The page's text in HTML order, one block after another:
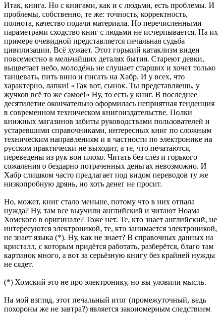
Итак, книга. Но с книгами, как и с людьми, есть проблемы. И
проблемы, собственно, те же: точность, корректность,
полнота, качество подачи материала. Но перечисленными
параметрами сходство книг с людьми не исчерпывается. На их
примере очевидной представляется печальная судьба
цивилизации. Всё хужает. Этот горький катаклизм виден
повсеместно в мельчайших деталях бытия. Стареют девки,
выцветает небо, молодёжь не слушает старших и хочет только
танцевать, пить вино и писать на Хабр. И у всех, что
характерно, лапки! «Так вот, сынок. Ты представляешь, у
жучков всё то же самое!» Ну, то есть у книг. В последнее
десятилетие окончательно оформилась неприятная тенденция
в современном техническом книгоиздательстве. Полки
книжных магазинов забиты руководствами пользователей и
устаревшими справочниками, интересных книг по сложным
техническим направлениям и в частности по электронике на
русском практически не выходит, а те, что печатаются,
переведены из рук вон плохо. Читать без слёз и горького
сожаления о бездарно потраченных деньгах невозможно. И
Хабр слишком часто предлагает под видом переводов ту же
низкопробную дрянь, но хоть денег не просит.
Но, может, книг стало меньше, потому что в них отпала
нужда? Ну, там все выучили английский и читают Ноама
Хомского в оригинале? Тоже нет. Те, кто знает английский, не
интересуются электроникой, те, кто занимается электроникой,
не знает языка (*). Ну, как не знает? В справочных данных на
кристалл, с которым придётся работать, разберётся, благо там
картинок много, а вот за серьёзную книгу без крайней нужды
не сядет.
(*) Хомский это не про электронику, но вы уловили мысль.
На мой взгляд, этот печальный итог (промежуточный, ведь
похороны же не завтра?) является закономерным следствием